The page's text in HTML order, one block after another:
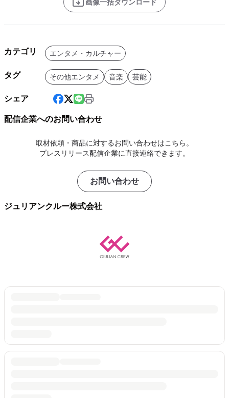
画像一括ダウンロード
カテゴリ エンタメ・カルチャー
タグ その他エンタメ 音楽 芸能
シェア
配信企業へのお問い合わせ
取材依頼・商品に対するお問い合わせはこちら。
プレスリリース配信企業に直接連絡できます。
お問い合わせ
ジュリアンクルー株式会社